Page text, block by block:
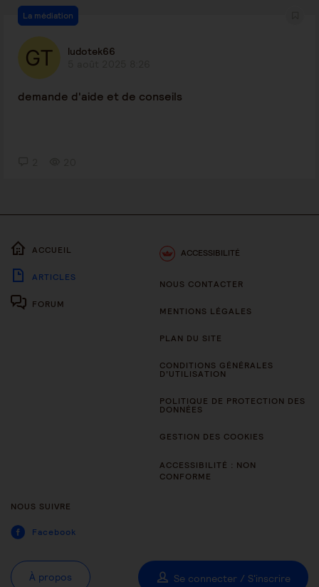
La médiation
ludotek66
demande d'aide et de conseils
ACCUEIL
ARTICLES
FORUM
ACCESSIBILITÉ
NOUS CONTACTER
MENTIONS LÉGALES
PLAN DU SITE
CONDITIONS GÉNÉRALES
D’UTILISATION
POLITIQUE DE PROTECTION DES
DONNÉES
GESTION DES COOKIES
ACCESSIBILITÉ : NON
CONFORME
NOUS SUIVRE
Facebook
À propos Se connecter / S'inscrire